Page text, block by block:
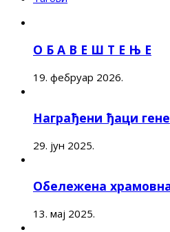
О Б А В Е Ш Т Е Њ Е
19. фебруар 2026.
Награђени ђаци
29. јун 2025.
Обележена
13. мај 2025.